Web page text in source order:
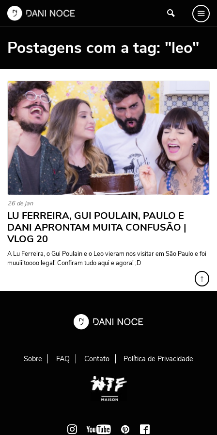
Postagens com a tag: "leo"
26 de jan
LU FERREIRA, GUI POULAIN, PAULO E
DANI APRONTAM MUITA CONFUSÃO |
VLOG 20
A Lu Ferreira, o Gui Poulain e o Leo vieram nos visitar em São Paulo e foi
muuiiitoooo legal! Confiram tudo aqui e agora! ;D
↑
Sobre FAQ Contato Política de Privacidade